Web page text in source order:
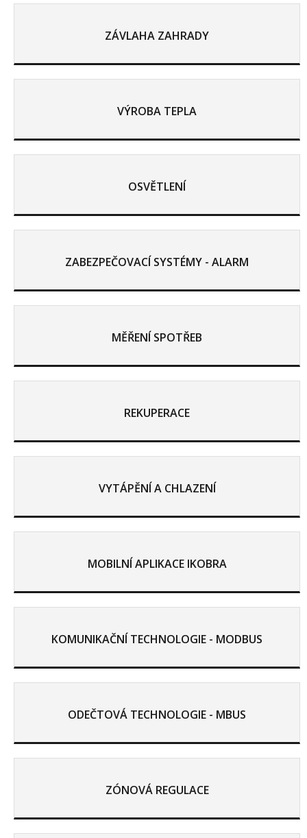
ZÁVLAHA ZAHRADY
VÝROBA TEPLA
OSVĚTLENÍ
ZABEZPEČOVACÍ SYSTÉMY - ALARM
MĚŘENÍ SPOTŘEB
REKUPERACE
VYTÁPĚNÍ A CHLAZENÍ
MOBILNÍ APLIKACE IKOBRA
KOMUNIKAČNÍ TECHNOLOGIE - MODBUS
ODEČTOVÁ TECHNOLOGIE - MBUS
ZÓNOVÁ REGULACE